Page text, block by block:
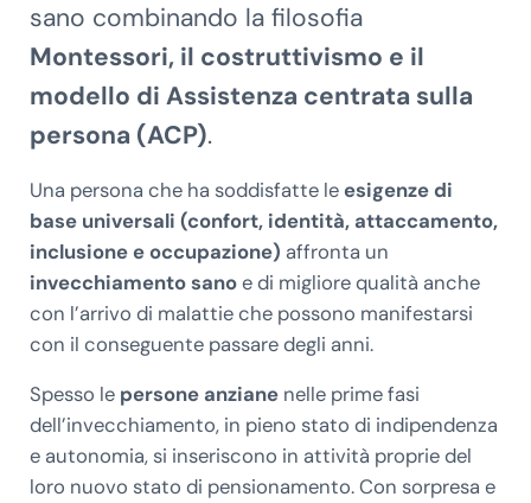
sano combinando la filosofia
Montessori, il costruttivismo e il
modello di Assistenza centrata sulla
persona (ACP).
Una persona che ha soddisfatte le esigenze di
base universali (confort, identità, attaccamento,
inclusione e occupazione) affronta un
invecchiamento sanoe di migliore qualità anche
con l’arrivo di malattie che possono manifestarsi
con il conseguente passare degli anni.
Spesso le persone anzianenelle prime fasi
dell’invecchiamento, in pieno stato di indipendenza
e autonomia, si inseriscono in attività proprie del
loro nuovo stato di pensionamento. Con sorpresa e